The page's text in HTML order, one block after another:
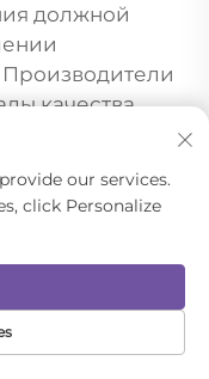
должной
качества,
от
случае
и его
our services.
click Personalize